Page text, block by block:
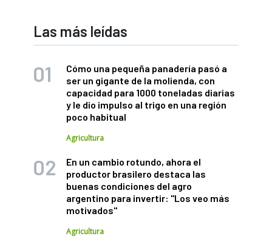
Las más leídas
Cómo una pequeña panadería pasó a
ser un gigante de la molienda, con
capacidad para 1000 toneladas diarias
y le dio impulso al trigo en una región
poco habitual
Agricultura
En un cambio rotundo, ahora el
productor brasilero destaca las
buenas condiciones del agro
argentino para invertir: "Los veo más
motivados"
Agricultura